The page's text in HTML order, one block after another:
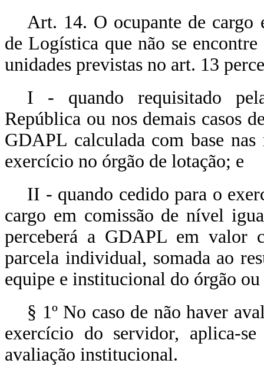
Art. 14. O ocupante de cargo
de Logística que não se
unidades previstas no art. 13
I - quando requisitado
República ou nos demais casos
GDAPL calculada com base
exercício no órgão de lotação; e
II - quando cedido para o
cargo em comissão de nível
perceberá a GDAPL em valor
parcela individual, somada ao
equipe e institucional do órgão
§ 1º No caso de não haver
exercício do servidor, aplica-
avaliação institucional.